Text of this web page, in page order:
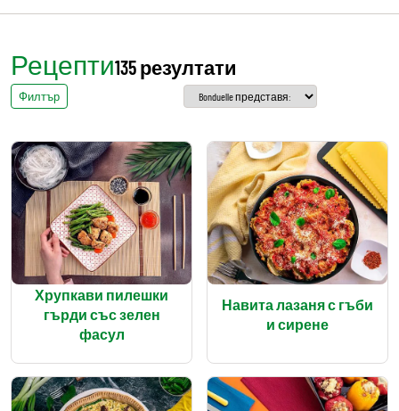
Рецепти135 резултати
Филтър
Хрупкави пилешки
гърди със зелен
фасул
Навита лазаня с гъби
и сирене